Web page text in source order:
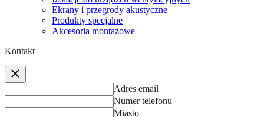
Ekrany i przegrody akustyczne
Produkty specjalne
Akcesoria montażowe
Kontakt
Adres email
Numer telefonu
Miasto